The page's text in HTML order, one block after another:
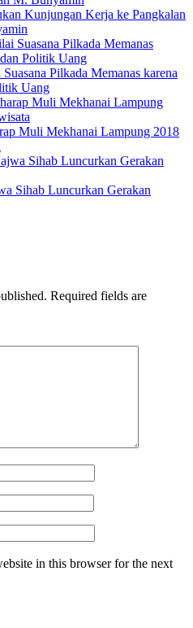
Kunjungan Kerja ke Pangkalan
Pilkada Memanas karena
Uang
Muli Mekhanai Lampung 2018
Sihab Luncurkan Gerakan
Required fields are
in this browser for the next